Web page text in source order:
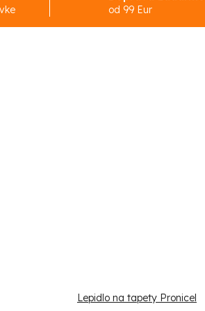
od 99 Eur
Lepidlo na tapety Pronicel